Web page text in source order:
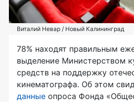
Виталий Невар / Новый Калининград
78% находят правильным
выделение Министерством
средств на поддержку
кинематографа. Об этом
данные опроса Фонда